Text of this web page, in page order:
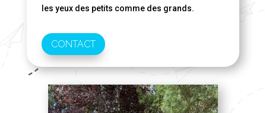
les yeux des petits comme des grands.
CONTACT